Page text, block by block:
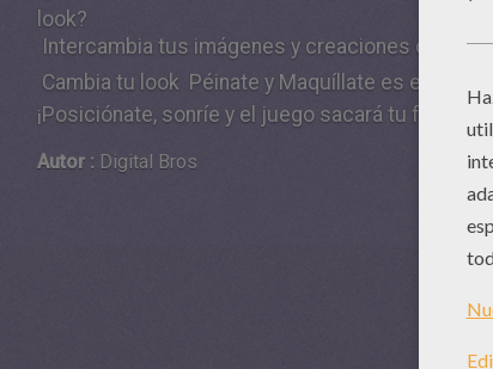
look?
 Intercambia tus imágenes y creaciones con
 Cambia tu look  Péinate y Maquíllate es el
¡Posiciónate, sonríe y el juego sacará tu foto
Autor : Digital Bros